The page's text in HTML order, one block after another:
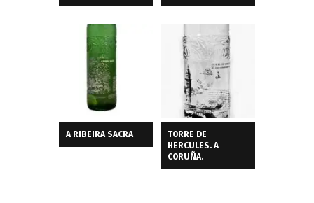
A RIBEIRA SACRA
TORRE DE
HERCULES. A
CORUÑA.